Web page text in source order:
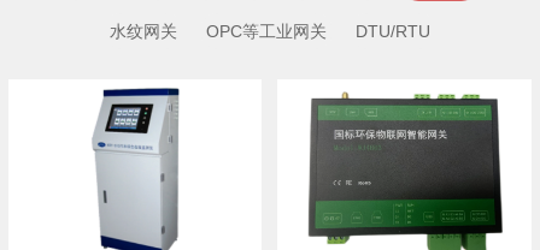
水纹网关 OPC等工业网关 DTU/RTU